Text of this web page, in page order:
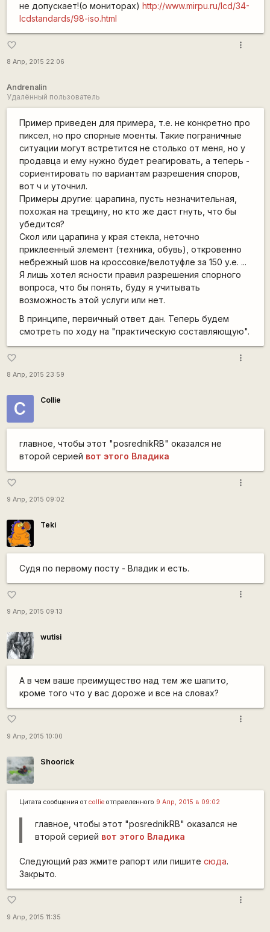
не допускает!(о мониторах) http://www.mirpu.ru/lcd/34-
lcdstandards/98-iso.html
favorite_border
8 Апр, 2015 22:06
more_vert
Andrenalin
Удалённый пользователь
Пример приведен для примера, т.е. не конкретно про
пиксел, но про спорные моенты. Такие пограничные
ситуации могут встретится не столько от меня, но у
продавца и ему нужно будет реагировать, а теперь -
сориентировать по вариантам разрешения споров,
вот ч и уточнил.
Примеры другие: царапина, пусть незначительная,
похожая на трещину, но кто же даст гнуть, что бы
убедится?
Скол или царапина у края стекла, неточно
приклеенный элемент (техника, обувь), откровенно
небрежный шов на кроссовке/велотуфле за 150 у.е. ...
Я лишь хотел ясности правил разрешения спорного
вопроса, что бы понять, буду я учитывать
возможность этой услуги или нет.
В принципе, первичный ответ дан. Теперь будем
смотреть по ходу на "практическую составляющую".
favorite_border
8 Апр, 2015 23:59
more_vert
C Collie
главное, чтобы этот "posrednikRB" оказался не
второй серией вот этого Владика
favorite_border
9 Апр, 2015 09:02
more_vert
Teki
Судя по первому посту - Владик и есть.
favorite_border
9 Апр, 2015 09:13
more_vert
wutisi
А в чем ваше преимущество над тем же шапито,
кроме того что у вас дороже и все на словах?
favorite_border
9 Апр, 2015 10:00
more_vert
Shoorick
Цитата сообщения от collieотправленного 9 Апр, 2015 в 09:02
главное, чтобы этот "posrednikRB" оказался не
второй серией вот этого Владика
Следующий раз жмите рапорт или пишите сюда.
Закрыто.
favorite_border
9 Апр, 2015 11:35
more_vert